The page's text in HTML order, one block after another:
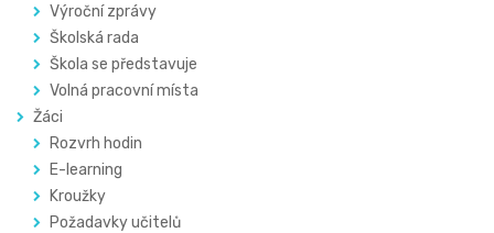
Výroční zprávy
Školská rada
Škola se představuje
Volná pracovní místa
Žáci
Rozvrh hodin
E-learning
Kroužky
Požadavky učitelů